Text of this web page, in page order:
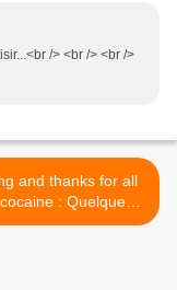
/> <br /> <br />
and thanks for all
: Quelque
le week-end, de